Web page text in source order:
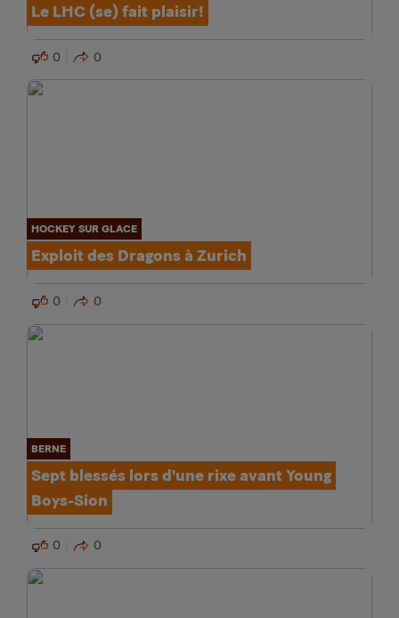
Le LHC (se) fait plaisir!
0 0
HOCKEY SUR GLACE
Exploit des Dragons à Zurich
0 0
BERNE
Sept blessés lors d'une rixe avant Young
Boys-Sion
0 0